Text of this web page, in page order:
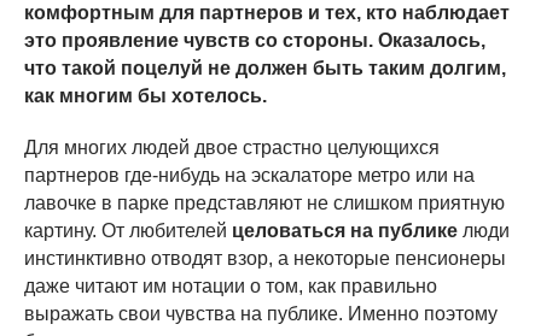
комфортным для партнеров и тех, кто наблюдает
это проявление чувств со стороны. Оказалось,
что такой поцелуй не должен быть таким долгим,
как многим бы хотелось.
Для многих людей двое страстно целующихся
партнеров где-нибудь на эскалаторе метро или на
лавочке в парке представляют не слишком приятную
картину. От любителей целоваться на публике люди
инстинктивно отводят взор, а некоторые пенсионеры
даже читают им нотации о том, как правильно
выражать свои чувства на публике. Именно поэтому